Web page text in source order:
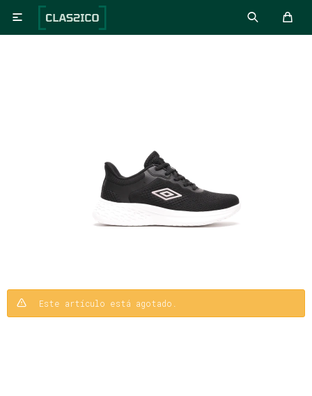

Este artículo está agotado.